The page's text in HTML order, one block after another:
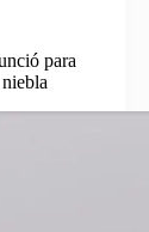
para